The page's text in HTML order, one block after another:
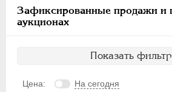
Зафиксированные продажи и
аукционах
Показать фильтр
Цена: На сегодня